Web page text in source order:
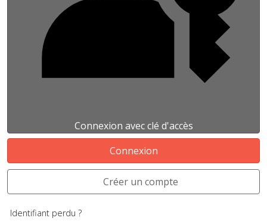
Connexion avec clé d'accès
Connexion
Créer un compte
Identifiant perdu ?